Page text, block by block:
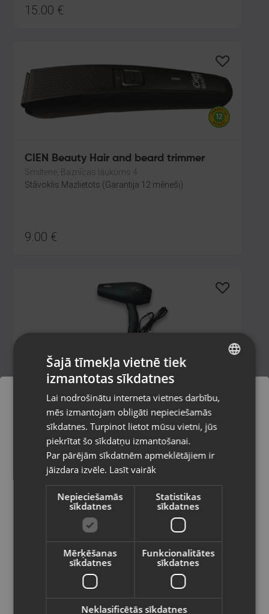
15.00 €
CIEN Beauty Hair and beard trimmer
Smiltene, Baznīcas laukums 4
Stāvoklis Mazlietots (Garantija 12 mēneši)
9.00 €
BaByliss Power Dry 2100
Rīga, Jūrmalas gatve 85
Stāvoklis Mazlietots (Garantija 12 mēneši)
21.00€
Surker SK-3501
Pasūtījumi tiks piegādāti uz
izvēlēto valsti
Vietnes saturs būs attēlots izvēlētajā
valodā
Valsts
Latviešu / Latvian
RUSSIAN
Šajā tīmekļa vietnē tiek
izmantotas sīkdatnes
Lai nodrošinātu interneta vietnes darbību,
mēs izmantojam obligāti nepieciešamās
sīkdatnes. Turpinot lietot mūsu vietni, jūs
piekrītat šo sīkdatņu izmantošanai.
Par pārējām sīkdatnēm apmeklētājiem ir
jāizdara izvēle. Lasīt vairāk
Nepieciešamās
sīkdatnes
Statistikas
sīkdatnes
Mērķēšanas
sīkdatnes
Funkcionalitātes
sīkdatnes
Neklasificētās sīkdatnes